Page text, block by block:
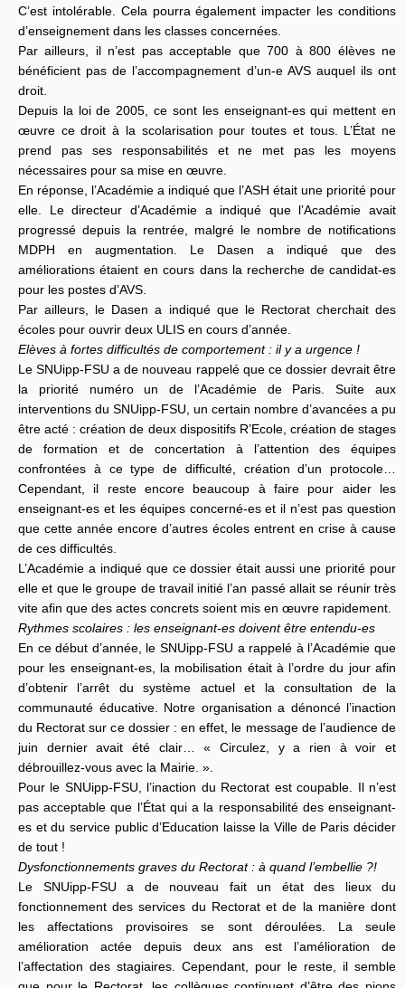
C’est intolérable. Cela pourra également impacter les conditions
d’enseignement dans les classes concernées.
Par ailleurs, il n’est pas acceptable que 700 à 800 élèves ne
bénéficient pas de l’accompagnement d’un-e AVS auquel ils ont
droit.
Depuis la loi de 2005, ce sont les enseignant-es qui mettent en
œuvre ce droit à la scolarisation pour toutes et tous. L’État ne
prend pas ses responsabilités et ne met pas les moyens
nécessaires pour sa mise en œuvre.
En réponse, l’Académie a indiqué que l’ASH était une priorité pour
elle. Le directeur d’Académie a indiqué que l’Académie avait
progressé depuis la rentrée, malgré le nombre de notifications
MDPH en augmentation. Le Dasen a indiqué que des
améliorations étaient en cours dans la recherche de candidat-es
pour les postes d’AVS.
Par ailleurs, le Dasen a indiqué que le Rectorat cherchait des
écoles pour ouvrir deux ULIS en cours d’année.
Elèves à fortes difficultés de comportement : il y a urgence !
Le SNUipp-FSU a de nouveau rappelé que ce dossier devrait être
la priorité numéro un de l’Académie de Paris. Suite aux
interventions du SNUipp-FSU, un certain nombre d’avancées a pu
être acté : création de deux dispositifs R’Ecole, création de stages
de formation et de concertation à l’attention des équipes
confrontées à ce type de difficulté, création d’un protocole…
Cependant, il reste encore beaucoup à faire pour aider les
enseignant-es et les équipes concerné-es et il n’est pas question
que cette année encore d’autres écoles entrent en crise à cause
de ces difficultés.
L’Académie a indiqué que ce dossier était aussi une priorité pour
elle et que le groupe de travail initié l’an passé allait se réunir très
vite afin que des actes concrets soient mis en œuvre rapidement.
Rythmes scolaires : les enseignant-es doivent être entendu-es
En ce début d’année, le SNUipp-FSU a rappelé à l’Académie que
pour les enseignant-es, la mobilisation était à l’ordre du jour afin
d’obtenir l’arrêt du système actuel et la consultation de la
communauté éducative. Notre organisation a dénoncé l’inaction
du Rectorat sur ce dossier : en effet, le message de l’audience de
juin dernier avait été clair… « Circulez, y a rien à voir et
débrouillez-vous avec la Mairie. ».
Pour le SNUipp-FSU, l’inaction du Rectorat est coupable. Il n’est
pas acceptable que l’État qui a la responsabilité des enseignant-
es et du service public d’Education laisse la Ville de Paris décider
de tout !
Dysfonctionnements graves du Rectorat : à quand l’embellie ?!
Le SNUipp-FSU a de nouveau fait un état des lieux du
fonctionnement des services du Rectorat et de la manière dont
les affectations provisoires se sont déroulées. La seule
amélioration actée depuis deux ans est l’amélioration de
l’affectation des stagiaires. Cependant, pour le reste, il semble